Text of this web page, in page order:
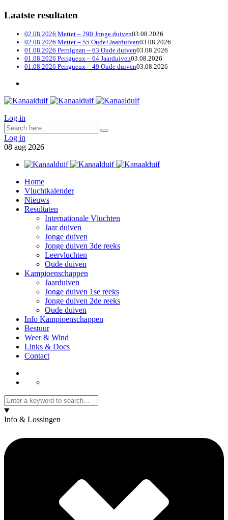
Laatste resultaten
02.08.2026 Mettet – 290 Jonge duiven03.08.2026
02.08.2026 Mettet – 55 Oude+Jaarduiven03.08.2026
01.08.2026 Perpignan – 63 Oude duiven03.08.2026
01.08.2026 Perigueux – 64 Jaarduiven03.08.2026
01.08.2026 Perigueux – 49 Oude duiven03.08.2026
Log in
Log in
08 aug 2026
Home
Vluchtkalender
Nieuws
Resultaten
Internationale Vluchten
Jaar duiven
Jonge duiven
Jonge duiven 3de reeks
Leervluchten
Oude duiven
Kampioenschappen
Jaarduiven
Jonge duiven 1se reeks
Jonge duiven 2de reeks
Oude duiven
Info Kampioenschappen
Bestuur
Weer & Wind
Links & Docs
Contact
Info & Lossingen